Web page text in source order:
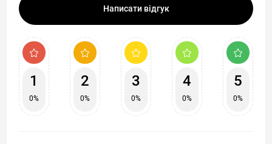
Написати відгук
1
0%
2
0%
3
0%
4
0%
5
0%